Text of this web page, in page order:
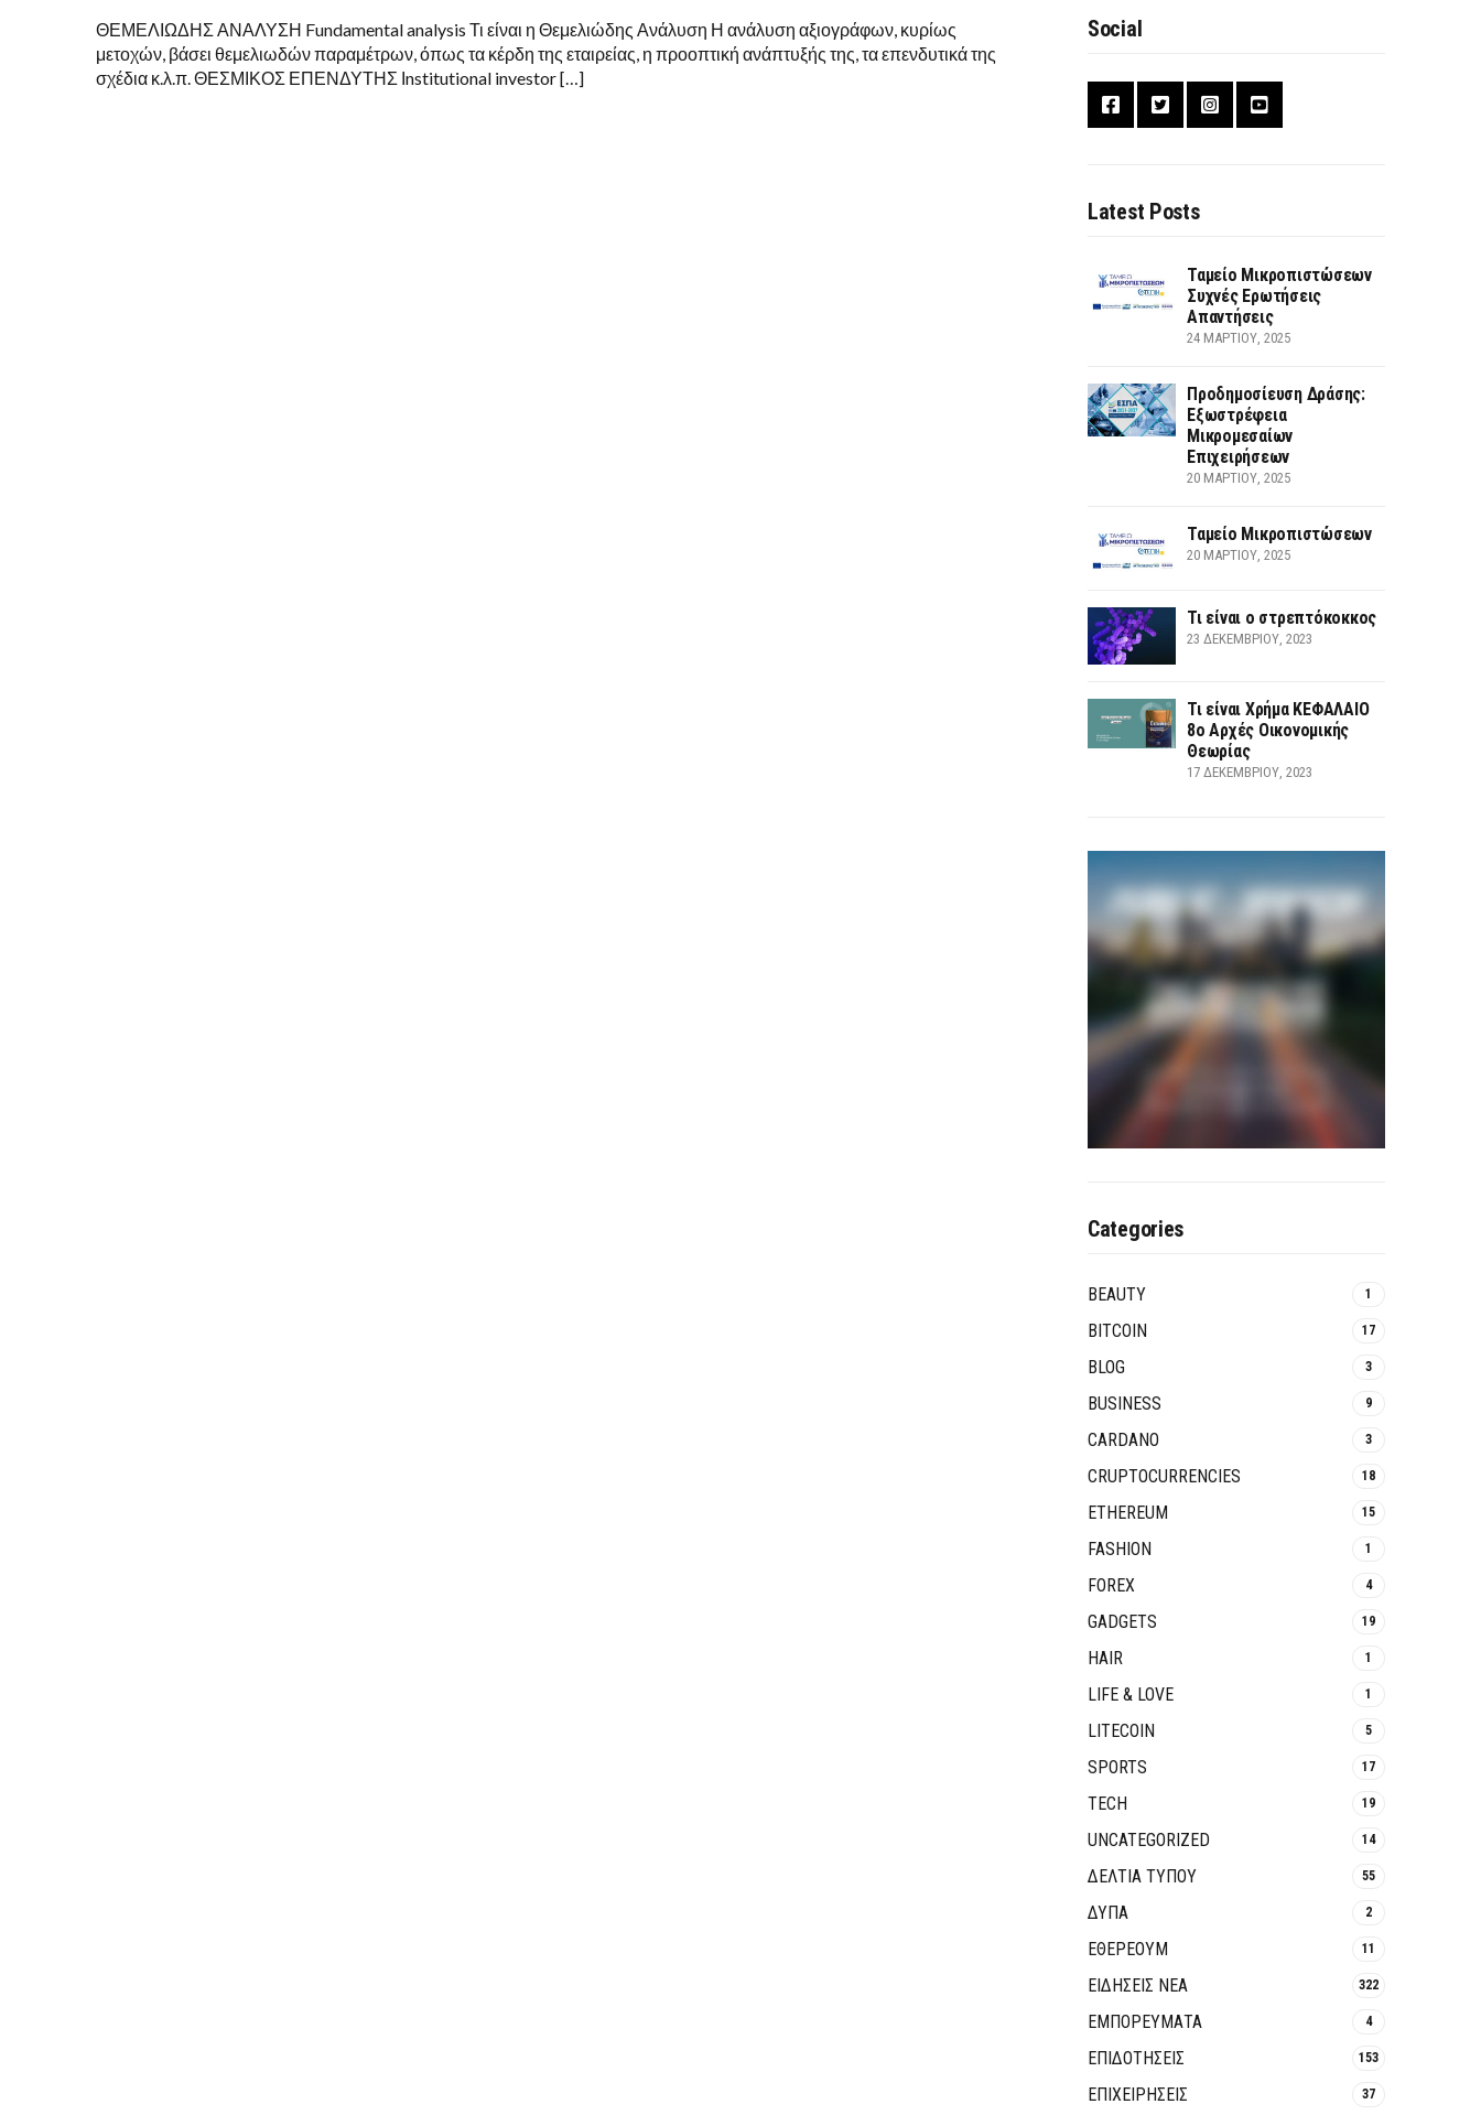
ΘΕΜΕΛΙΩΔΗΣ ΑΝΑΛΥΣΗ Fundamental analysis Τι είναι η Θεμελιώδης Ανάλυση Η ανάλυση αξιογράφων, κυρίως
μετοχών, βάσει θεμελιωδών παραμέτρων, όπως τα κέρδη της εταιρείας, η προοπτική ανάπτυξής της, τα επενδυτικά της
σχέδια κ.λ.π. ΘΕΣΜΙΚΟΣ ΕΠΕΝΔΥΤΗΣ Ιnstitutional investor […]
Social
Latest Posts
Ταμείο Μικροπιστώσεων
Συχνές Ερωτήσεις
Απαντήσεις
24 ΜΑΡΤΊΟΥ, 2025
Προδημοσίευση Δράσης:
Εξωστρέφεια
Μικρομεσαίων
Επιχειρήσεων
20 ΜΑΡΤΊΟΥ, 2025
Ταμείο Μικροπιστώσεων
20 ΜΑΡΤΊΟΥ, 2025
Τι είναι ο στρεπτόκοκκος
23 ΔΕΚΕΜΒΡΊΟΥ, 2023
Τι είναι Χρήμα ΚΕΦΑΛΑΙΟ
8ο Αρχές Οικονομικής
Θεωρίας
17 ΔΕΚΕΜΒΡΊΟΥ, 2023
Categories
BEAUTY 1
BITCOIN 17
BLOG 3
BUSINESS 9
CARDANO 3
CRUPTOCURRENCIES 18
ETHEREUM 15
FASHION 1
FOREX 4
GADGETS 19
HAIR 1
LIFE & LOVE 1
LITECOIN 5
SPORTS 17
TECH 19
UNCATEGORIZED 14
ΔΕΛΤΙΑ ΤΥΠΟΥ 55
ΔΥΠΑ 2
ΕΘΈΡΕΟΥΜ 11
ΕΙΔΗΣΕΙΣ ΝΕΑ 322
ΕΜΠΟΡΕΥΜΑΤΑ 4
ΕΠΙΔΟΤΗΣΕΙΣ 153
ΕΠΙΧΕΙΡΗΣΕΙΣ 37